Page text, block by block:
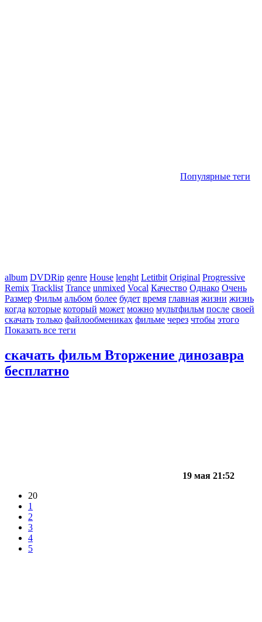
Популярные теги
album DVDRip genre House lenght Letitbit Original Progressive
Remix Tracklist Trance unmixed Vocal Качество Однако Очень
Размер Фильм альбом более будет время главная жизни жизнь
когда которые который может можно мультфильм после своей
скачать только файлообмениках фильме через чтобы этого
Показать все теги
скачать фильм Вторжение динозавра
бесплатно
19 мая 21:52
20
1
2
3
4
5